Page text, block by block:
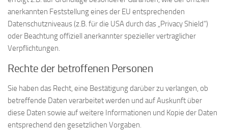
anerkannten Feststellung eines der EU entsprechenden
Datenschutzniveaus (z.B. für die USA durch das „Privacy Shield“)
oder Beachtung offiziell anerkannter spezieller vertraglicher
Verpflichtungen.
Rechte der betroffenen Personen
Sie haben das Recht, eine Bestätigung darüber zu verlangen, ob
betreffende Daten verarbeitet werden und auf Auskunft über
diese Daten sowie auf weitere Informationen und Kopie der Daten
entsprechend den gesetzlichen Vorgaben.